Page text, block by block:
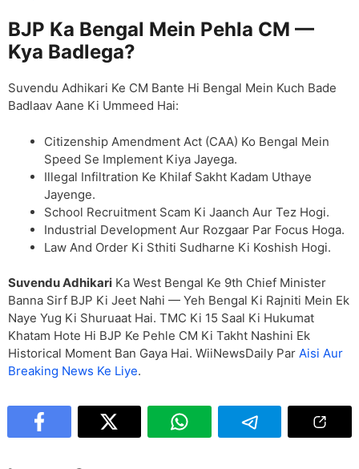
BJP Ka Bengal Mein Pehla CM —
Kya Badlega?
Suvendu Adhikari Ke CM Bante Hi Bengal Mein Kuch Bade
Badlaav Aane Ki Ummeed Hai:
Citizenship Amendment Act (CAA) Ko Bengal Mein
Speed Se Implement Kiya Jayega.
Illegal Infiltration Ke Khilaf Sakht Kadam Uthaye
Jayenge.
School Recruitment Scam Ki Jaanch Aur Tez Hogi.
Industrial Development Aur Rozgaar Par Focus Hoga.
Law And Order Ki Sthiti Sudharne Ki Koshish Hogi.
Suvendu Adhikari Ka West Bengal Ke 9th Chief Minister
Banna Sirf BJP Ki Jeet Nahi — Yeh Bengal Ki Rajniti Mein Ek
Naye Yug Ki Shuruaat Hai. TMC Ki 15 Saal Ki Hukumat
Khatam Hote Hi BJP Ke Pehle CM Ki Takht Nashini Ek
Historical Moment Ban Gaya Hai. WiiNewsDaily Par Aisi Aur
Breaking News Ke Liye.